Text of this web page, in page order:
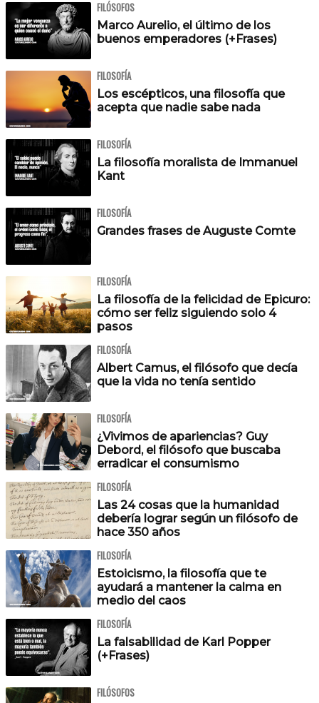
FILÓSOFOS
Marco Aurelio, el último de los
buenos emperadores (+Frases)
FILOSOFÍA
Los escépticos, una filosofía que
acepta que nadie sabe nada
FILOSOFÍA
La filosofía moralista de Immanuel
Kant
FILOSOFÍA
Grandes frases de Auguste Comte
FILOSOFÍA
La filosofía de la felicidad de Epicuro:
cómo ser feliz siguiendo solo 4
pasos
FILOSOFÍA
Albert Camus, el filósofo que decía
que la vida no tenía sentido
FILOSOFÍA
¿Vivimos de apariencias? Guy
Debord, el filósofo que buscaba
erradicar el consumismo
FILOSOFÍA
Las 24 cosas que la humanidad
debería lograr según un filósofo de
hace 350 años
FILOSOFÍA
Estoicismo, la filosofía que te
ayudará a mantener la calma en
medio del caos
FILOSOFÍA
La falsabilidad de Karl Popper
(+Frases)
FILÓSOFOS